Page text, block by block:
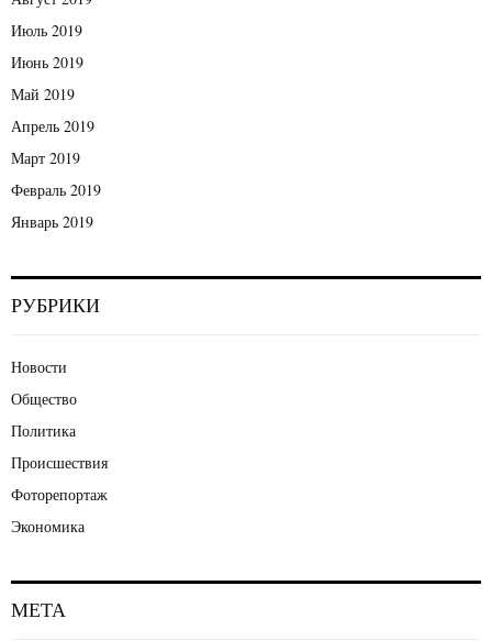
Июль 2019
Июнь 2019
Май 2019
Апрель 2019
Март 2019
Февраль 2019
Январь 2019
РУБРИКИ
Новости
Общество
Политика
Происшествия
Фоторепортаж
Экономика
МЕТА